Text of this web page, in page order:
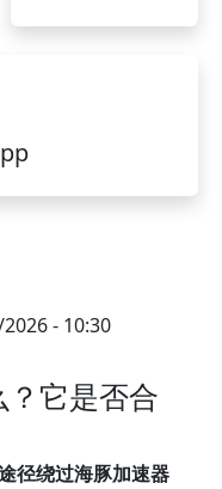
- 10:30
它是否合
径绕过海豚加速器